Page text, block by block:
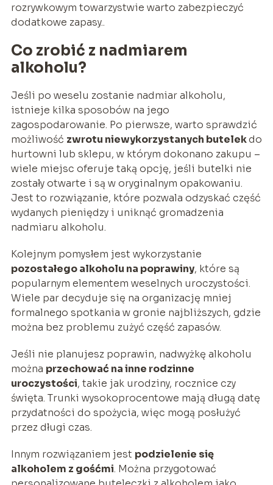
rozrywkowym towarzystwie warto zabezpieczyć
dodatkowe zapasy..
Co zrobić z nadmiarem
alkoholu?
Jeśli po weselu zostanie nadmiar alkoholu,
istnieje kilka sposobów na jego
zagospodarowanie. Po pierwsze, warto sprawdzić
możliwość zwrotu niewykorzystanych butelekdo
hurtowni lub sklepu, w którym dokonano zakupu –
wiele miejsc oferuje taką opcję, jeśli butelki nie
zostały otwarte i są w oryginalnym opakowaniu.
Jest to rozwiązanie, które pozwala odzyskać część
wydanych pieniędzy i uniknąć gromadzenia
nadmiaru alkoholu.
Kolejnym pomysłem jest wykorzystanie
pozostałego alkoholu na poprawiny, które są
popularnym elementem weselnych uroczystości.
Wiele par decyduje się na organizację mniej
formalnego spotkania w gronie najbliższych, gdzie
można bez problemu zużyć część zapasów.
Jeśli nie planujesz poprawin, nadwyżkę alkoholu
można przechować na inne rodzinne
uroczystości, takie jak urodziny, rocznice czy
święta. Trunki wysokoprocentowe mają długą datę
przydatności do spożycia, więc mogą posłużyć
przez długi czas.
Innym rozwiązaniem jest podzielenie się
alkoholem z gośćmi. Można przygotować